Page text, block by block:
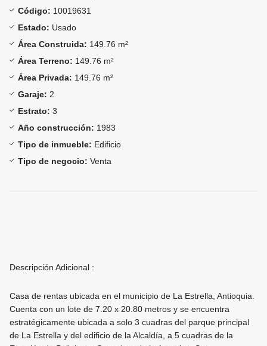
Código: 10019631
Estado: Usado
Área Construida: 149.76 m²
Área Terreno: 149.76 m²
Área Privada: 149.76 m²
Garaje: 2
Estrato: 3
Año construcción: 1983
Tipo de inmueble: Edificio
Tipo de negocio: Venta
Descripción Adicional :
Casa de rentas ubicada en el municipio de La Estrella, Antioquia.
Cuenta con un lote de 7.20 x 20.80 metros y se encuentra
estratégicamente ubicada a solo 3 cuadras del parque principal
de La Estrella y del edificio de la Alcaldía, a 5 cuadras de la